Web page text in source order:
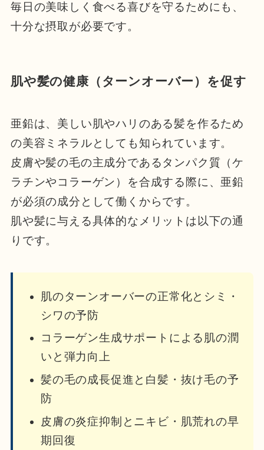
毎日の美味しく食べる喜びを守るためにも、
十分な摂取が必要です。
肌や髪の健康（ターンオーバー）を促す
亜鉛は、美しい肌やハリのある髪を作るため
の美容ミネラルとしても知られています。
皮膚や髪の毛の主成分であるタンパク質（ケ
ラチンやコラーゲン）を合成する際に、亜鉛
が必須の成分として働くからです。
肌や髪に与える具体的なメリットは以下の通
りです。
肌のターンオーバーの正常化とシミ・
シワの予防
コラーゲン生成サポートによる肌の潤
いと弾力向上
髪の毛の成長促進と白髪・抜け毛の予
防
皮膚の炎症抑制とニキビ・肌荒れの早
期回復